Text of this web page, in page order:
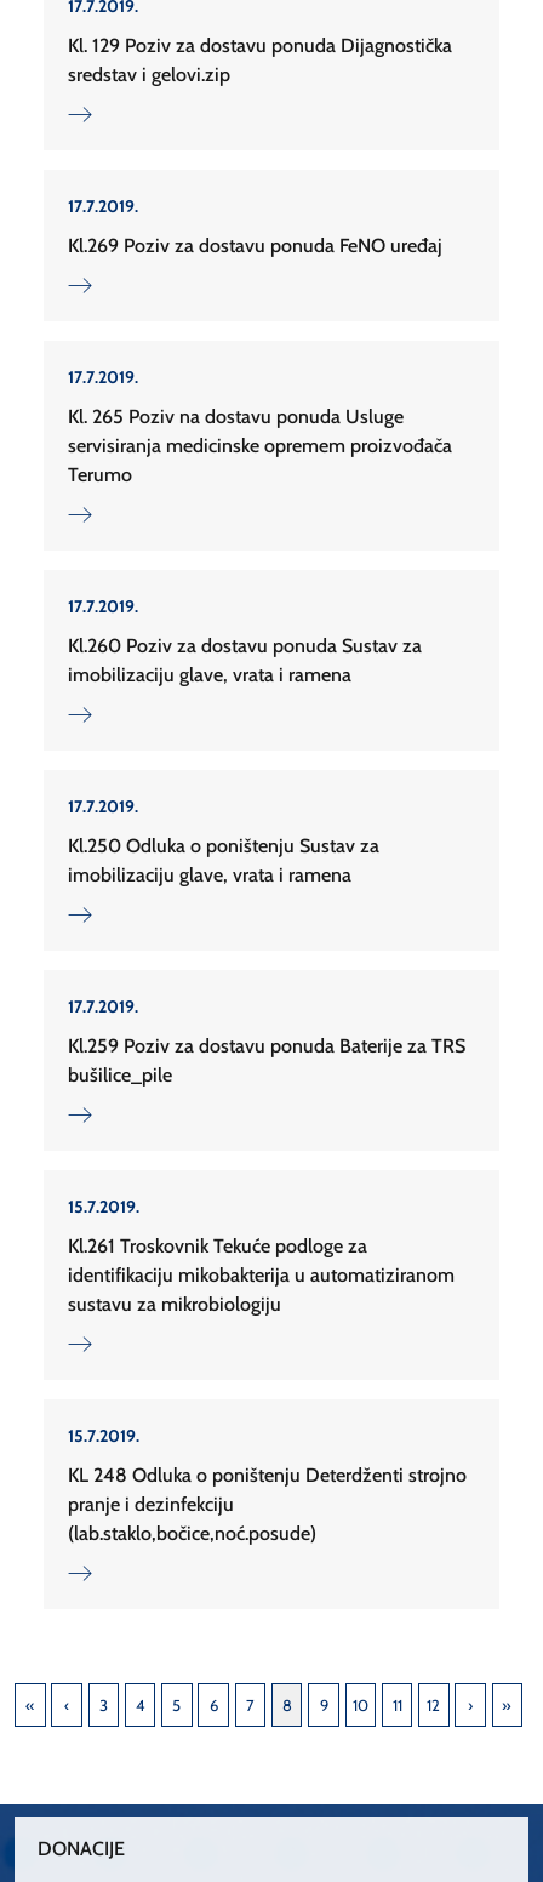
17.7.2019.
Kl. 129 Poziv za dostavu ponuda Dijagnostička
sredstav i gelovi.zip
17.7.2019.
Kl.269 Poziv za dostavu ponuda FeNO uređaj
17.7.2019.
Kl. 265 Poziv na dostavu ponuda Usluge
servisiranja medicinske opremem proizvođača
Terumo
17.7.2019.
Kl.260 Poziv za dostavu ponuda Sustav za
imobilizaciju glave, vrata i ramena
17.7.2019.
Kl.250 Odluka o poništenju Sustav za
imobilizaciju glave, vrata i ramena
17.7.2019.
Kl.259 Poziv za dostavu ponuda Baterije za TRS
bušilice_pile
15.7.2019.
Kl.261 Troskovnik Tekuće podloge za
identifikaciju mikobakterija u automatiziranom
sustavu za mikrobiologiju
15.7.2019.
KL 248 Odluka o poništenju Deterdženti strojno
pranje i dezinfekciju
(lab.staklo,bočice,noć.posude)
3 4 5 6 7 8 9 10 11 12
DONACIJE